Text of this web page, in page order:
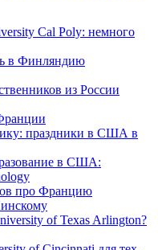
Cal Poly: немного
в Финляндию
из России
праздники в США в
в США:
про Францию
of Texas Arlington?